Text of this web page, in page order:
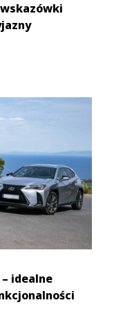
idealne